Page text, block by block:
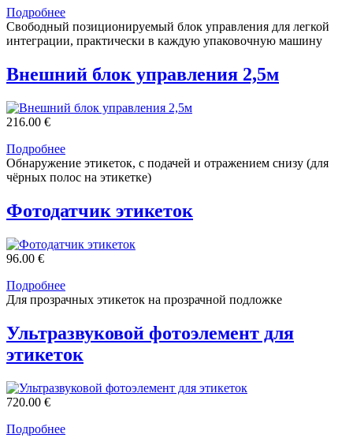
Подробнее
Свободный позиционируемый блок управления для легкой
интеграции, практически в каждую упаковочную машину
Внешний блок управления 2,5м
216.00 €
Подробнее
Обнаружение этикеток, с подачей и отражением снизу (для
чёрных полос на этикетке)
Фотодатчик этикеток
96.00 €
Подробнее
Для прозрачных этикеток на прозрачной подложке
Ультразвуковой фотоэлемент для
этикеток
720.00 €
Подробнее